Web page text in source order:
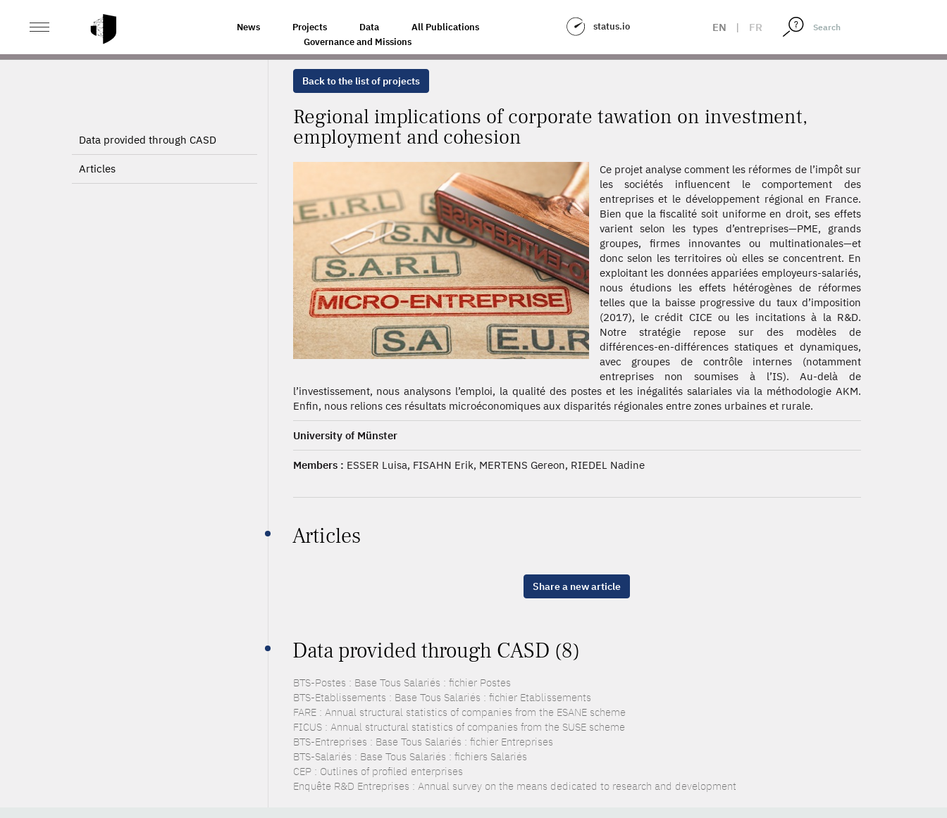
News Projects Data
All Publications
Governance and Missions
status.io EN | FR
HOME REGIONAL IMPLICATIONS OF CORPORATE TAWATION ON INVESTMENT, EMPLOYMENT AND COHESION
Data provided through CASD
Articles
Back to the list of projects
Regional implications of corporate tawation on investment,
employment and cohesion
Ce projet analyse comment les réformes de l’impôt sur
les sociétés influencent le comportement des
entreprises et le développement régional en France.
Bien que la fiscalité soit uniforme en droit, ses effets
varient selon les types d’entreprises—PME, grands
groupes, firmes innovantes ou multinationales—et
donc selon les territoires où elles se concentrent. En
exploitant les données appariées employeurs-salariés,
nous étudions les effets hétérogènes de réformes
telles que la baisse progressive du taux d’imposition
(2017), le crédit CICE ou les incitations à la R&D.
Notre stratégie repose sur des modèles de
différences-en-différences statiques et dynamiques,
avec groupes de contrôle internes (notamment
entreprises non soumises à l’IS). Au-delà de
l’investissement, nous analysons l’emploi, la qualité des postes et les inégalités salariales via la méthodologie AKM.
Enfin, nous relions ces résultats microéconomiques aux disparités régionales entre zones urbaines et rurale.
University of Münster
Members : ESSER Luisa, FISAHN Erik, MERTENS Gereon, RIEDEL Nadine
Articles
Share a new article
Data provided through CASD (8)
BTS-Postes : Base Tous Salariés : fichier Postes
BTS-Etablissements : Base Tous Salariés : fichier Etablissements
FARE : Annual structural statistics of companies from the ESANE scheme
FICUS : Annual structural statistics of companies from the SUSE scheme
BTS-Entreprises : Base Tous Salariés : fichier Entreprises
BTS-Salariés : Base Tous Salariés : fichiers Salariés
CEP : Outlines of profiled enterprises
Enquête R&D Entreprises : Annual survey on the means dedicated to research and development